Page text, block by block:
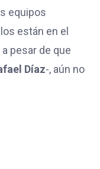
equipos
están en el
pesar de que
Díaz-, aún no